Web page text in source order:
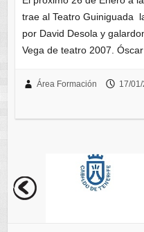
trae al Teatro Guiniguada
por David Desola y
Vega de teatro 2007.
Área Formación 17/